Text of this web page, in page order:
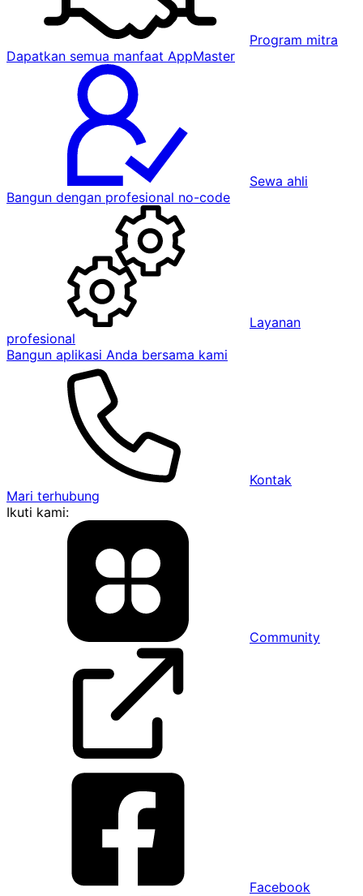
Program mitra
Dapatkan semua manfaat AppMaster
Sewa ahli
Bangun dengan profesional no-code
Layanan
profesional
Bangun aplikasi Anda bersama kami
Kontak
Mari terhubung
Ikuti kami:
Community
Facebook